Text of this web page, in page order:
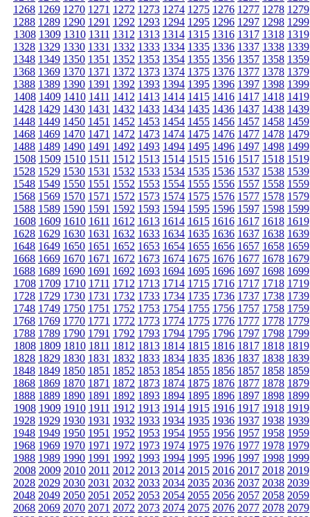
1268 1269 1270 1271 1272 1273 1274 1275 1276 1277 1278 1279
1288 1289 1290 1291 1292 1293 1294 1295 1296 1297 1298 1299
1308 1309 1310 1311 1312 1313 1314 1315 1316 1317 1318 1319
1328 1329 1330 1331 1332 1333 1334 1335 1336 1337 1338 1339
1348 1349 1350 1351 1352 1353 1354 1355 1356 1357 1358 1359
1368 1369 1370 1371 1372 1373 1374 1375 1376 1377 1378 1379
1388 1389 1390 1391 1392 1393 1394 1395 1396 1397 1398 1399
1408 1409 1410 1411 1412 1413 1414 1415 1416 1417 1418 1419
1428 1429 1430 1431 1432 1433 1434 1435 1436 1437 1438 1439
1448 1449 1450 1451 1452 1453 1454 1455 1456 1457 1458 1459
1468 1469 1470 1471 1472 1473 1474 1475 1476 1477 1478 1479
1488 1489 1490 1491 1492 1493 1494 1495 1496 1497 1498 1499
1508 1509 1510 1511 1512 1513 1514 1515 1516 1517 1518 1519
1528 1529 1530 1531 1532 1533 1534 1535 1536 1537 1538 1539
1548 1549 1550 1551 1552 1553 1554 1555 1556 1557 1558 1559
1568 1569 1570 1571 1572 1573 1574 1575 1576 1577 1578 1579
1588 1589 1590 1591 1592 1593 1594 1595 1596 1597 1598 1599
1608 1609 1610 1611 1612 1613 1614 1615 1616 1617 1618 1619
1628 1629 1630 1631 1632 1633 1634 1635 1636 1637 1638 1639
1648 1649 1650 1651 1652 1653 1654 1655 1656 1657 1658 1659
1668 1669 1670 1671 1672 1673 1674 1675 1676 1677 1678 1679
1688 1689 1690 1691 1692 1693 1694 1695 1696 1697 1698 1699
1708 1709 1710 1711 1712 1713 1714 1715 1716 1717 1718 1719
1728 1729 1730 1731 1732 1733 1734 1735 1736 1737 1738 1739
1748 1749 1750 1751 1752 1753 1754 1755 1756 1757 1758 1759
1768 1769 1770 1771 1772 1773 1774 1775 1776 1777 1778 1779
1788 1789 1790 1791 1792 1793 1794 1795 1796 1797 1798 1799
1808 1809 1810 1811 1812 1813 1814 1815 1816 1817 1818 1819
1828 1829 1830 1831 1832 1833 1834 1835 1836 1837 1838 1839
1848 1849 1850 1851 1852 1853 1854 1855 1856 1857 1858 1859
1868 1869 1870 1871 1872 1873 1874 1875 1876 1877 1878 1879
1888 1889 1890 1891 1892 1893 1894 1895 1896 1897 1898 1899
1908 1909 1910 1911 1912 1913 1914 1915 1916 1917 1918 1919
1928 1929 1930 1931 1932 1933 1934 1935 1936 1937 1938 1939
1948 1949 1950 1951 1952 1953 1954 1955 1956 1957 1958 1959
1968 1969 1970 1971 1972 1973 1974 1975 1976 1977 1978 1979
1988 1989 1990 1991 1992 1993 1994 1995 1996 1997 1998 1999
2008 2009 2010 2011 2012 2013 2014 2015 2016 2017 2018 2019
2028 2029 2030 2031 2032 2033 2034 2035 2036 2037 2038 2039
2048 2049 2050 2051 2052 2053 2054 2055 2056 2057 2058 2059
2068 2069 2070 2071 2072 2073 2074 2075 2076 2077 2078 2079